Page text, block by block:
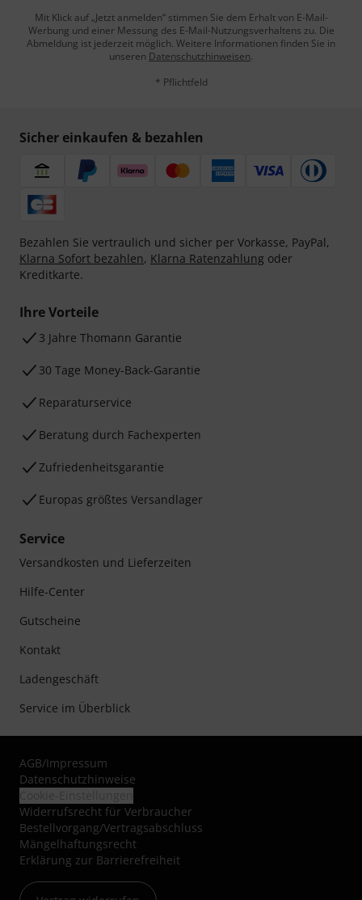
Mit Klick auf „Jetzt anmelden“ stimmen Sie dem Erhalt von E-Mail-
Werbung und einer Messung des E-Mail-Nutzungsverhaltens zu. Die
Abmeldung ist jederzeit möglich. Weitere Informationen finden Sie in
unseren Datenschutzhinweisen.
* Pflichtfeld
Sicher einkaufen & bezahlen
Bezahlen Sie vertraulich und sicher per Vorkasse, PayPal,
Klarna Sofort bezahlen, Klarna Ratenzahlung oder
Kreditkarte.
Ihre Vorteile
3 Jahre Thomann Garantie
30 Tage Money-Back-Garantie
Reparaturservice
Beratung durch Fachexperten
Zufriedenheitsgarantie
Europas größtes Versandlager
Service
Versandkosten und Lieferzeiten
Hilfe-Center
Gutscheine
Kontakt
Ladengeschäft
Service im Überblick
AGB/Impressum
Datenschutzhinweise
Widerrufsrecht für Verbraucher
Bestellvorgang/Vertragsabschluss
Mängelhaftungsrecht
Erklärung zur Barrierefreiheit